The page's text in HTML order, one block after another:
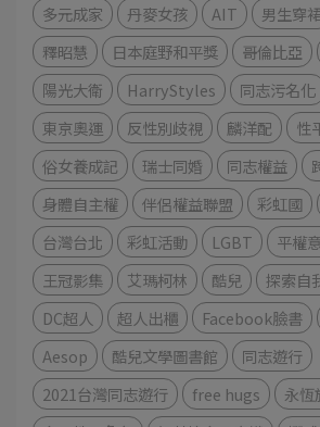
多元成家
丹麥女孩 AIT 男生穿
釋昭慧
日本庭野和平獎 哥倫比亞
陽光大衛
HarryStyles 同志污名化
東京奧運
反性別歧視 麟洋配 性
俗女養成記
瑞士同婚 同志權益
身體自主權
伴侶權益聯盟 彩虹國
台灣台北
彩虹活動 LGBT 平權
王冠影集
艾瑪柯林 酷兒 探索自
DC超人
超人出櫃 Facebook臉書
Aesop
酷兒文學圖書館
同志遊行
2021台灣同志遊行
free hugs
永恆